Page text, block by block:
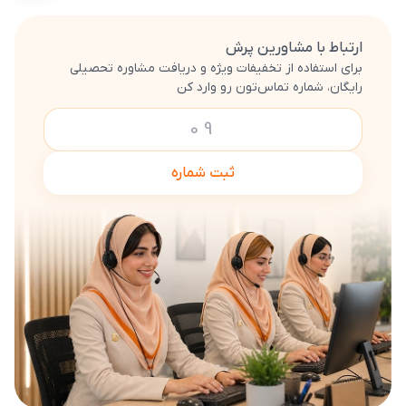
ارتباط با مشاورین پرش
برای استفاده از تخفیفات ویژه و دریافت مشاوره تحصیلی
رایگان، شماره تماس‌تون رو وارد کن
ثبت شماره